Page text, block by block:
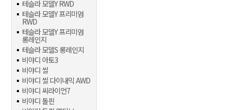
테슬라 모델Y RWD
테슬라 모델Y 프리미엄
RWD
테슬라 모델Y 프리미엄
롱레인지
테슬라 모델S 롱레인지
비야디 아토3
비야디 씰
비야디 씰 다이내믹 AWD
비야디 씨라이언7
비야디 돌핀